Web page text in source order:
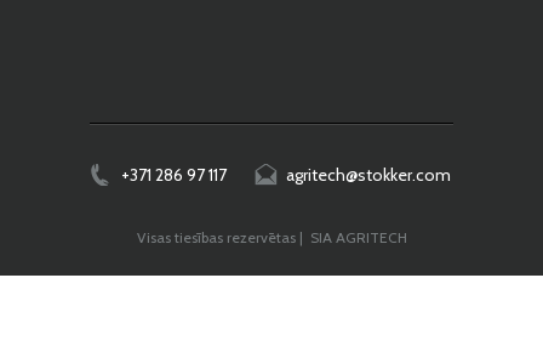
+371 286 97 117 agritech@stokker.com
Visas tiesības rezervētas | SIA AGRITECH